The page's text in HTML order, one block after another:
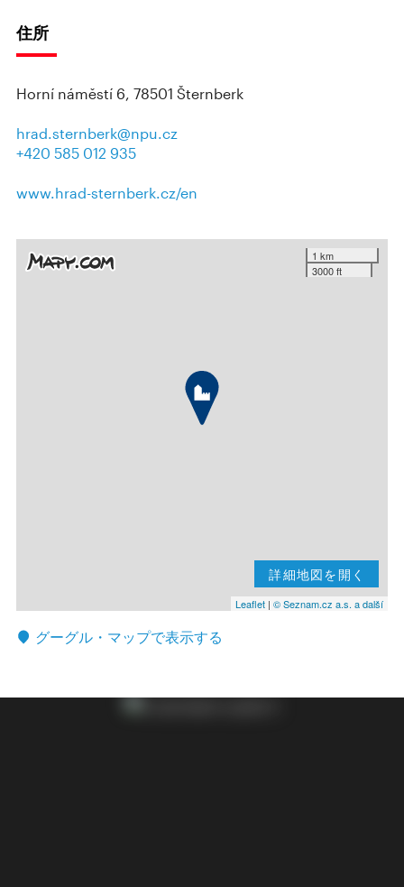
住所
Horní náměstí 6, 78501 Šternberk
hrad.sternberk@npu.cz
+420 585 012 935
www.hrad-sternberk.cz/en
1 km
3000 ft
詳細地図を開く
Leaflet | © Seznam.cz a.s. a další
グーグル・マップで表示する